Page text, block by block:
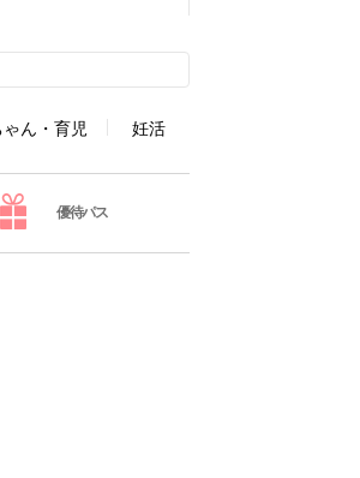
ん・育児 妊活
優待パス